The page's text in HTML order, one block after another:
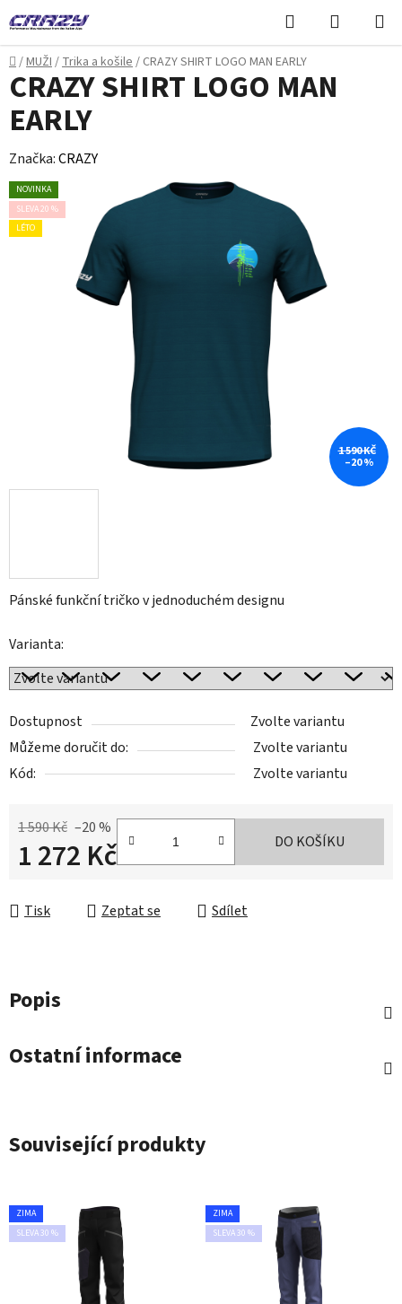
na
obsah
Hledat
KOŠÍK
Domů
/MUŽI/Trika a košile/ CRAZY SHIRT LOGO MAN EARLY
Pánské funkční tričko v jednoduchém designu
Varianta:
Dostupnost
Zvolte variantu
Můžeme doručit do:
Zvolte variantu
Kód:
Zvolte variantu
1 590 Kč –20 %
1 272 Kč DO KOŠÍKU
Tisk Zeptat se Sdílet
CRAZY SHIRT LOGO MAN
EARLY
Značka:CRAZY
NOVINKA
SLEVA 20 %
LÉTO
1 590 KČ
–20 %
Popis
Ostatní informace
Související produkty
ZIMA
SLEVA 30 %
ZIMA
SLEVA 30 %